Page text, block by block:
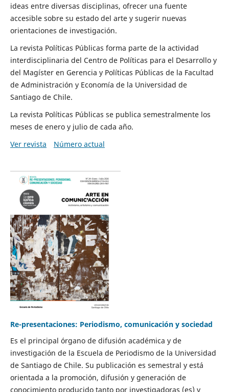
ideas entre diversas disciplinas, ofrecer una fuente
accesible sobre su estado del arte y sugerir nuevas
orientaciones de investigación.
La revista Políticas Públicas forma parte de la actividad
interdisciplinaria del Centro de Políticas para el Desarrollo y
del Magíster en Gerencia y Políticas Públicas de la Facultad
de Administración y Economía de la Universidad de
Santiago de Chile.
La revista Políticas Públicas se publica semestralmente los
meses de enero y julio de cada año.
Ver revista
Número actual
Re-presentaciones: Periodismo, comunicación y sociedad
Es el principal órgano de difusión académica y de
investigación de la Escuela de Periodismo de la Universidad
de Santiago de Chile. Su publicación es semestral y está
orientada a la promoción, difusión y generación de
conocimiento producido tanto por investigadoras (es) y